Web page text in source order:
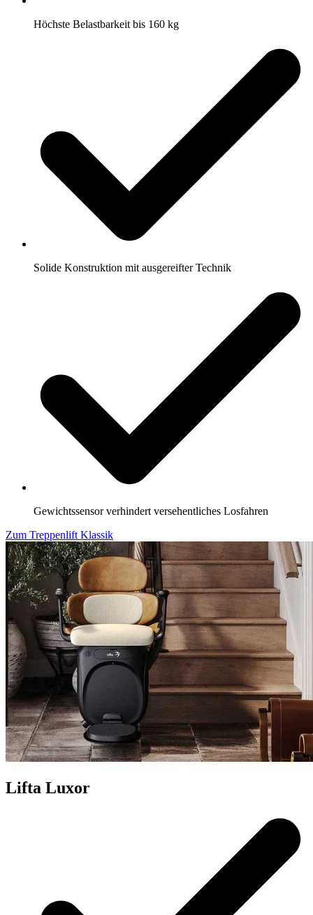
Höchste Belastbarkeit bis 160 kg
Solide Konstruktion mit ausgereifter Technik
Gewichtssensor verhindert versehentliches Losfahren
Zum Treppenlift Klassik
Lifta Luxor